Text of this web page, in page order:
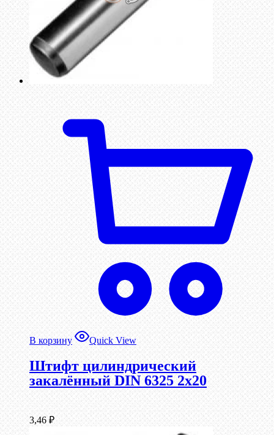
В корзину Quick View
Штифт цилиндрический
закалённый DIN 6325 2х20
3,46 ₽